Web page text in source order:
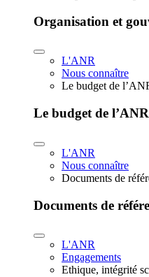
Organisation et
L'ANR
Nous connaître
Le budget de
Le budget de l’ANR
L'ANR
Nous connaître
Documents de
Documents de
L'ANR
Engagements
Ethique, intégrité